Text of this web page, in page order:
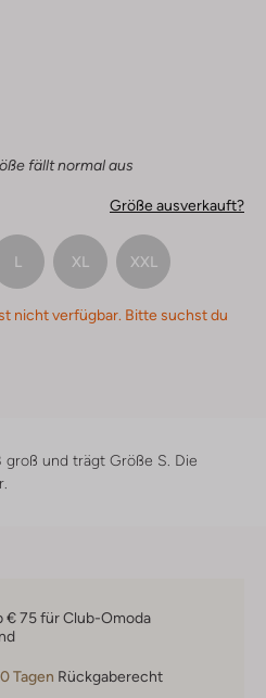
fällt normal aus
Größe ausverkauft?
L XL XXL
nicht verfügbar. Bitte suchst du
groß und trägt Größe S. Die
€ 75 für Club-Omoda
Tagen Rückgaberecht